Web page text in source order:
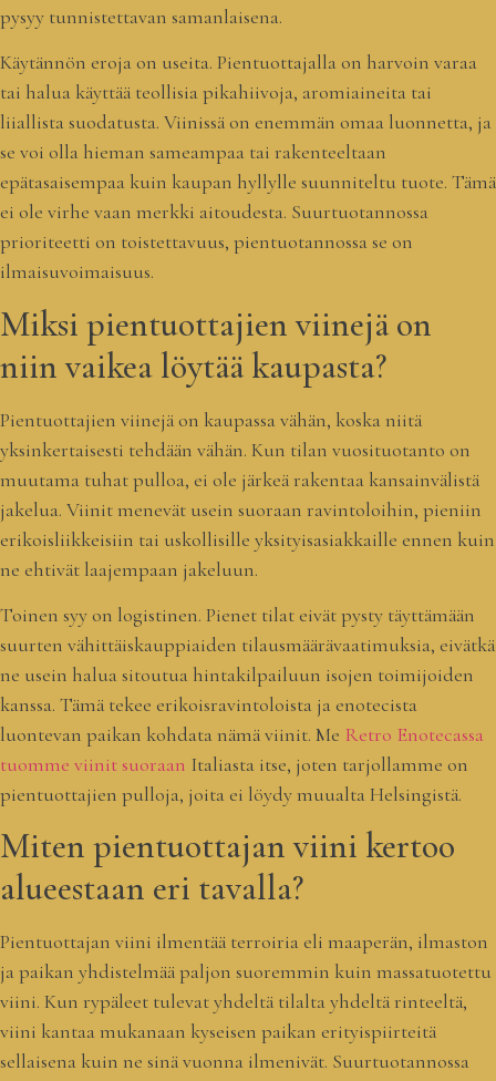
pysyy tunnistettavan samanlaisena.
Käytännön eroja on useita. Pientuottajalla on harvoin varaa
tai halua käyttää teollisia pikahiivoja, aromiaineita tai
liiallista suodatusta. Viinissä on enemmän omaa luonnetta, ja
se voi olla hieman sameampaa tai rakenteeltaan
epätasaisempaa kuin kaupan hyllylle suunniteltu tuote. Tämä
ei ole virhe vaan merkki aitoudesta. Suurtuotannossa
prioriteetti on toistettavuus, pientuotannossa se on
ilmaisuvoimaisuus.
Miksi pientuottajien viinejä on
niin vaikea löytää kaupasta?
Pientuottajien viinejä on kaupassa vähän, koska niitä
yksinkertaisesti tehdään vähän. Kun tilan vuosituotanto on
muutama tuhat pulloa, ei ole järkeä rakentaa kansainvälistä
jakelua. Viinit menevät usein suoraan ravintoloihin, pieniin
erikoisliikkeisiin tai uskollisille yksityisasiakkaille ennen kuin
ne ehtivät laajempaan jakeluun.
Toinen syy on logistinen. Pienet tilat eivät pysty täyttämään
suurten vähittäiskauppiaiden tilausmäärävaatimuksia, eivätkä
ne usein halua sitoutua hintakilpailuun isojen toimijoiden
kanssa. Tämä tekee erikoisravintoloista ja enotecista
luontevan paikan kohdata nämä viinit. Me Retro Enotecassa
tuomme viinit suoraan Italiasta itse, joten tarjollamme on
pientuottajien pulloja, joita ei löydy muualta Helsingistä.
Miten pientuottajan viini kertoo
alueestaan eri tavalla?
Pientuottajan viini ilmentää terroiria eli maaperän, ilmaston
ja paikan yhdistelmää paljon suoremmin kuin massatuotettu
viini. Kun rypäleet tulevat yhdeltä tilalta yhdeltä rinteeltä,
viini kantaa mukanaan kyseisen paikan erityispiirteitä
sellaisena kuin ne sinä vuonna ilmenivät. Suurtuotannossa